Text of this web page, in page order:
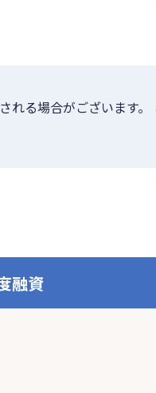
れる場合がございます。
融資